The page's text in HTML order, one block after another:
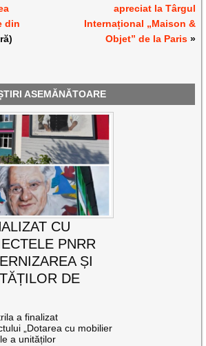
din
apreciat la Târgul
Internațional „Maison &
Objet” de la Paris»
ASEMĂNĂTOARE
CU
PNRR
ȘI
DE
a finalizat
„Dotarea cu mobilier
a unităților